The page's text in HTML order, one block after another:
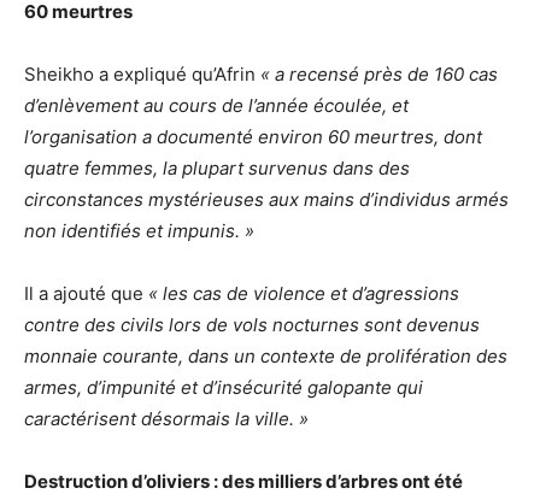
60 meurtres
Sheikho a expliqué qu’Afrin « a recensé près de 160 cas
d’enlèvement au cours de l’année écoulée, et
l’organisation a documenté environ 60 meurtres, dont
quatre femmes, la plupart survenus dans des
circonstances mystérieuses aux mains d’individus armés
non identifiés et impunis. »
Il a ajouté que « les cas de violence et d’agressions
contre des civils lors de vols nocturnes sont devenus
monnaie courante, dans un contexte de prolifération des
armes, d’impunité et d’insécurité galopante qui
caractérisent désormais la ville. »
Destruction d’oliviers : des milliers d’arbres ont été